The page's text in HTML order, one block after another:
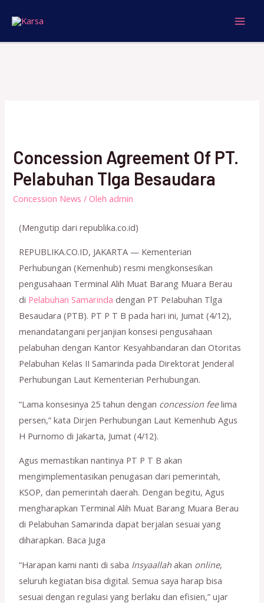
Concession Agreement Of PT.
PeIabuhan Tlga Besaudara
Concession News / Olehadmin
(Mengutip dari republika.co.id)
REPUBLIKA.CO.ID, JAKARTA — Kementerian
Perhubungan (Kemenhub) resmi mengkonsesikan
pengusahaan Terminal Alih Muat Barang Muara Berau
di Pelabuhan Samarindadengan PT PeIabuhan Tlga
Besaudara (PTB). PT P T B pada hari ini, Jumat (4/12),
menandatangani perjanjian konsesi pengusahaan
pelabuhan dengan Kantor Kesyahbandaran dan Otoritas
Pelabuhan Kelas II Samarinda pada Direktorat Jenderal
Perhubungan Laut Kementerian Perhubungan.
“Lama konsesinya 25 tahun dengan concession feelima
persen,” kata Dirjen Perhubungan Laut Kemenhub Agus
H Purnomo di Jakarta, Jumat (4/12).
Agus memastikan nantinya PT P T B akan
mengimplementasikan penugasan dari pemerintah,
KSOP, dan pemerintah daerah. Dengan begitu, Agus
mengharapkan Terminal Alih Muat Barang Muara Berau
di Pelabuhan Samarinda dapat berjalan sesuai yang
diharapkan. Baca Juga
“Harapan kami nanti di saba Insyaallah akan online,
seluruh kegiatan bisa digital. Semua saya harap bisa
sesuai dengan regulasi yang berlaku dan efisien,” ujar